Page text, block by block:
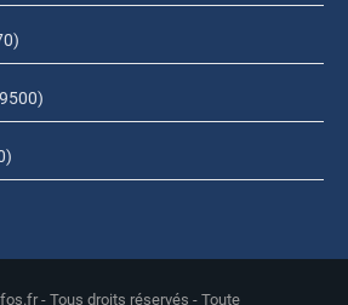
- Tous droits réservés - Toute